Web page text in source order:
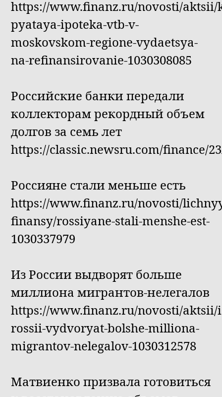
https://www.finanz.ru/novosti/aktsii/
pyataya-ipoteka-vtb-v-
moskovskom-regione-vydaetsya-
na-refinansirovanie-1030308085
Российские банки передали
коллекторам рекордный объем
долгов за семь лет
https://classic.newsru.com/finance/
Россияне стали меньше есть
https://www.finanz.ru/novosti/
finansy/rossiyane-stali-menshe-est-
1030337979
Из России выдворят больше
миллиона мигрантов-нелегалов
https://www.finanz.ru/novosti/aktsii/
rossii-vydvoryat-bolshe-milliona-
migrantov-nelegalov-1030312578
Матвиенко призвала готовиться